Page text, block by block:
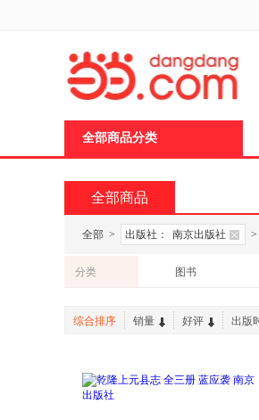
全部商品分类
全部商品
全部 > 出版社： 南京出版社 >
分类 图书
综合排序 销量 好评 出版
页